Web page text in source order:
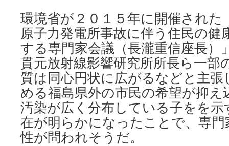
環境省が２０１５年に開催された
原子力発電所事故に伴う住民の健
する専門家会議（長瀧重信座長）
貫元放射線影響研究所所長ら一部
質は同心円状に広がるなどと主張
める福島県外の市民の希望が抑
汚染が広く分布している子をを
在が明らかになったことで、専
性が問われそうだ。